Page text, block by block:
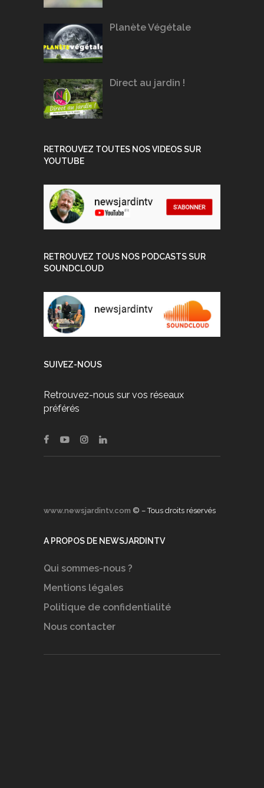
Planète Végétale
Direct au jardin !
RETROUVEZ TOUTES NOS VIDEOS SUR
YOUTUBE
RETROUVEZ TOUS NOS PODCASTS SUR
SOUNDCLOUD
SUIVEZ-NOUS
Retrouvez-nous sur vos réseaux
préférés
www.newsjardintv.com © – Tous droits réservés
A PROPOS DE NEWSJARDINTV
Qui sommes-nous ?
Mentions légales
Politique de confidentialité
Nous contacter